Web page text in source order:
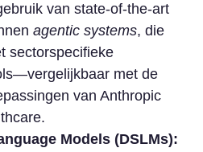
van state-of-the-art
agentic systems, die
sectorspecifieke
met de
van Anthropic
Models (DSLMs):